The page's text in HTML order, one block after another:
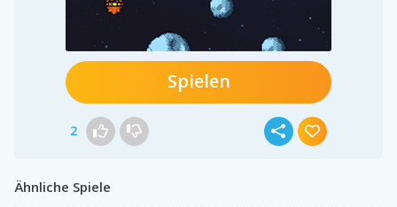
Spielen
2
Ähnliche Spiele